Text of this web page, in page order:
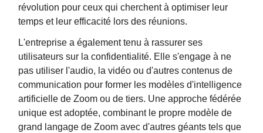
révolution pour ceux qui cherchent à optimiser leur
temps et leur efficacité lors des réunions.
L'entreprise a également tenu à rassurer ses
utilisateurs sur la confidentialité. Elle s'engage à ne
pas utiliser l'audio, la vidéo ou d'autres contenus de
communication pour former les modèles d'intelligence
artificielle de Zoom ou de tiers. Une approche fédérée
unique est adoptée, combinant le propre modèle de
grand langage de Zoom avec d'autres géants tels que